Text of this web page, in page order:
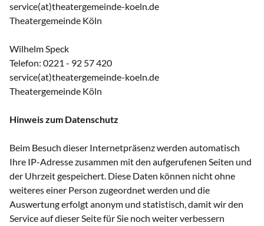
service(at)theatergemeinde-koeln.de
Theatergemeinde Köln
Wilhelm Speck
Telefon: 0221 - 92 57 420
service(at)theatergemeinde-koeln.de
Theatergemeinde Köln
Hinweis zum Datenschutz
Beim Besuch dieser Internetpräsenz werden automatisch
Ihre IP-Adresse zusammen mit den aufgerufenen Seiten und
der Uhrzeit gespeichert. Diese Daten können nicht ohne
weiteres einer Person zugeordnet werden und die
Auswertung erfolgt anonym und statistisch, damit wir den
Service auf dieser Seite für Sie noch weiter verbessern